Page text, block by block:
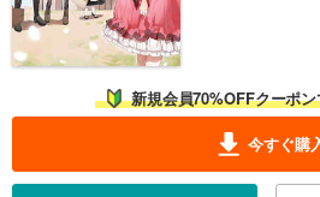
新規会員70%OFFクーポ
今すぐ購